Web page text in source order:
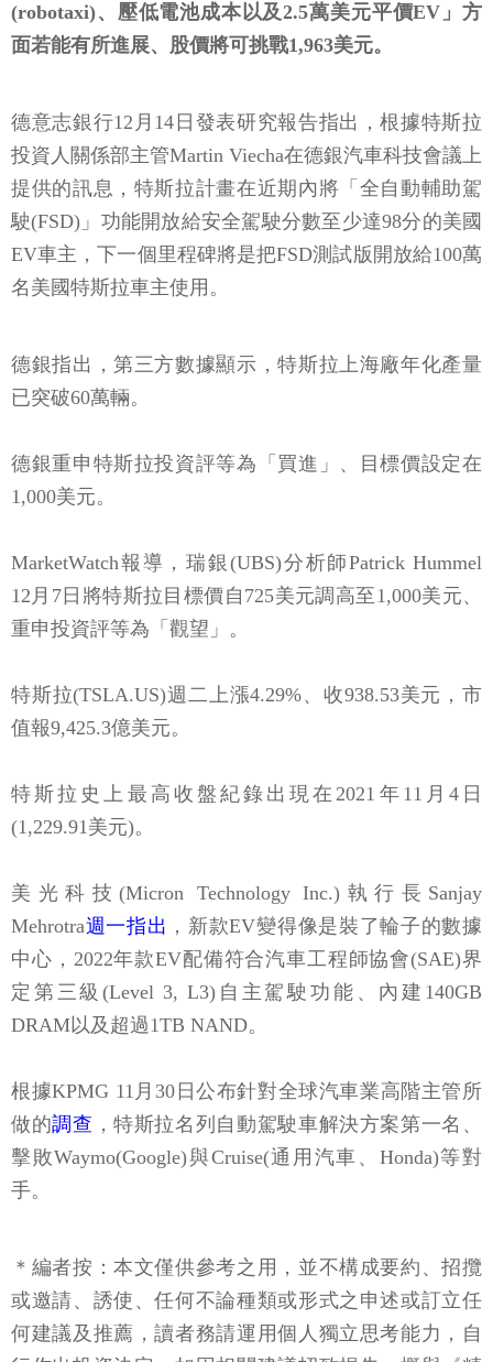
(robotaxi)、壓低電池成本以及2.5萬美元平價EV」方
面若能有所進展、股價將可挑戰1,963美元。
德意志銀行12月14日發表研究報告指出，根據特斯拉
投資人關係部主管Martin Viecha在德銀汽車科技會議上
提供的訊息，特斯拉計畫在近期內將「全自動輔助駕
駛(FSD)」功能開放給安全駕駛分數至少達98分的美國
EV車主，下一個里程碑將是把FSD測試版開放給100萬
名美國特斯拉車主使用。
德銀指出，第三方數據顯示，特斯拉上海廠年化產量
已突破60萬輛。
德銀重申特斯拉投資評等為「買進」、目標價設定在
1,000美元。
MarketWatch報導，瑞銀(UBS)分析師Patrick Hummel
12月7日將特斯拉目標價自725美元調高至1,000美元、
重申投資評等為「觀望」。
特斯拉(TSLA.US)週二上漲4.29%、收938.53美元，市
值報9,425.3億美元。
特斯拉史上最高收盤紀錄出現在2021年11月4日
(1,229.91美元)。
美光科技(Micron Technology Inc.)執行長Sanjay
Mehrotra週一指出 ，新款EV變得像是裝了輪子的數據
中心，2022年款EV配備符合汽車工程師協會(SAE)界
定第三級(Level 3, L3)自主駕駛功能、內建140GB
DRAM以及超過1TB NAND。
根據KPMG 11月30日公布針對全球汽車業高階主管所
做的調查 ，特斯拉名列自動駕駛車解決方案第一名、
擊敗Waymo(Google)與Cruise(通用汽車、Honda)等對
手。
＊編者按：本文僅供參考之用，並不構成要約、招攬
或邀請、誘使、任何不論種類或形式之申述或訂立任
何建議及推薦，讀者務請運用個人獨立思考能力，自